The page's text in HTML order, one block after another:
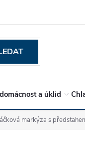
-jak zboží vrátit?
a úklid
markýza s